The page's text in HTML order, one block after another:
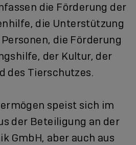
die Förderung der
die Unterstützung
die Förderung
der Kultur, der
des Tierschutzes.
speist sich im
der Beteiligung an der
GmbH, aber auch aus